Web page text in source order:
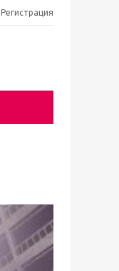
Регистрация